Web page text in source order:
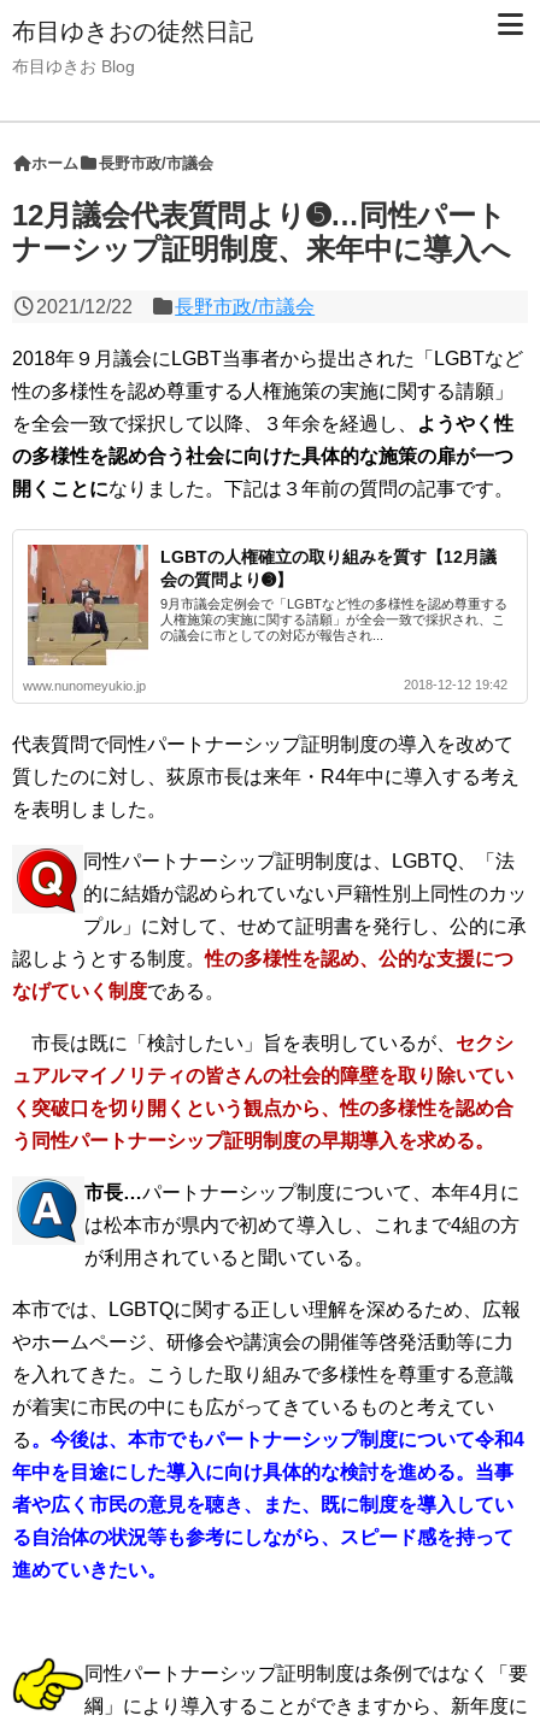
布目ゆきおの徒然日記
布目ゆきお Blog
ホーム 長野市政/市議会
12月議会代表質問より➎…同性パート
ナーシップ証明制度、来年中に導入へ
2021/12/22 長野市政/市議会
2018年９月議会にLGBT当事者から提出された「LGBTなど
性の多様性を認め尊重する人権施策の実施に関する請願」
を全会一致で採択して以降、３年余を経過し、
ようやく性
の多様性を認め合う社会に向けた具体的な施策の扉が一つ
開くことになりました。下記は３年前の質問の記事です。
LGBTの人権確立の取り組みを質す【12月議
会の質問より➌】
9月市議会定例会で「LGBTなど性の多様性を認め尊重する
人権施策の実施に関する請願」が全会一致で採択され、こ
の議会に市としての対応が報告され...
www.nunomeyukio.jp 2018-12-12 19:42
代表質問で同性パートナーシップ証明制度の導入を改めて
質したのに対し、荻原市長は来年・R4年中に導入する考え
を表明しました。
同性パートナーシップ証明制度は、LGBTQ、「法
的に結婚が認められていない戸籍性別上同性のカッ
プル」に対して、せめて証明書を発行し、公的に承
認しようとする制度。性の多様性を認め、公的な支援につ
なげていく制度である。
市長は既に「検討したい」旨を表明しているが、 セクシ
ュアルマイノリティの皆さんの社会的障壁を取り除いてい
く突破口を切り開くという観点から、性の多様性を認め合
う同性パートナーシップ証明制度の早期導入を求める。
市長…パートナーシップ制度について、本年4月に
は松本市が県内で初めて導入し、これまで4組の方
が利用されていると聞いている。
本市では、LGBTQに関する正しい理解を深めるため、広報
やホームページ、研修会や講演会の開催等啓発活動等に力
を入れてきた。こうした取り組みで多様性を尊重する意識
が着実に市民の中にも広がってきているものと考えてい
る。今後は、本市でもパートナーシップ制度について令和4
年中を目途にした導入に向け具体的な検討を進める。当事
者や広く市民の意見を聴き、また、既に制度を導入してい
る自治体の状況等も参考にしながら、スピード感を持って
進めていきたい。
同性パートナーシップ証明制度は条例ではなく「要
綱」により導入することができますから、新年度に